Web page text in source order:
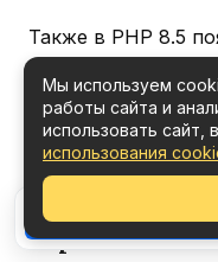
Также в PHP 8.5
директива,
для
memory_limit
.
нужно не дать
скрипту поднять
допустимого
Deprecated-
Мы используем
работы сайта и
использовать сайт,
использования